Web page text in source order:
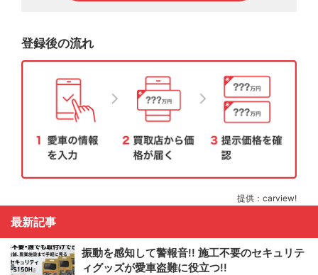
登録後の流れ
提供：carview!
最新記事
振動を感知して警報音!! 施工不要のセキュリテ
ィグッズが愛車盗難に役立つ!!